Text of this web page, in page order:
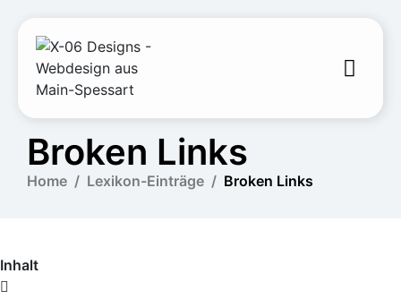
Broken Links
Home Lexikon-Einträge Broken Links
Inhalt